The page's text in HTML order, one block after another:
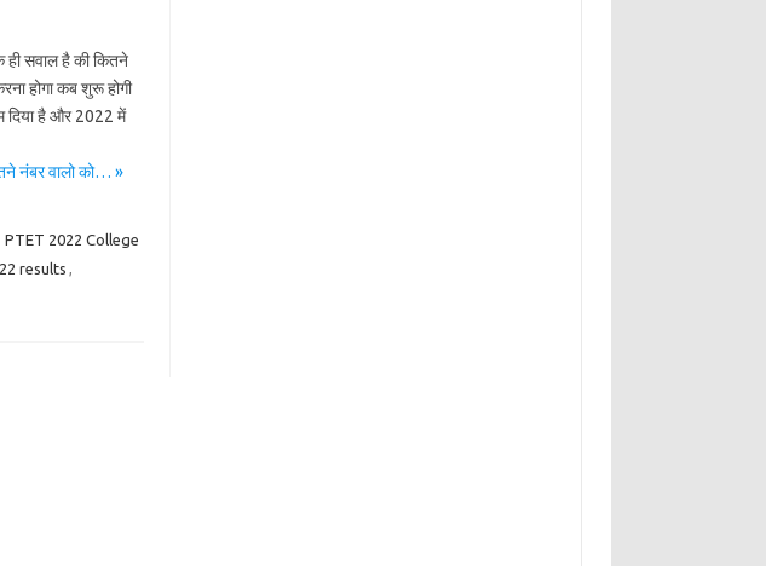
सवाल है की कितने
होगा कब शुरू होगी
दिया है और 2022 में
नंबर वालो को… »
PTET 2022 College
results